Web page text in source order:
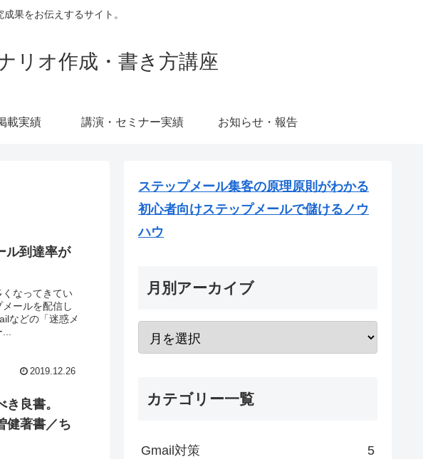
果をお伝えするサイト。
リオ作成・書き方講座
載実績 講演・セミナー実績 お知らせ・報告
ル到達率が
なってきてい
ールを配信し
などの「迷惑メ
2019.12.26
良書。
健著書／ち
ステップメール集客の原理原則がわかる
初心者向けステップメールで儲けるノウ
ハウ
月別アーカイブ
カテゴリー一覧
Gmail対策 5